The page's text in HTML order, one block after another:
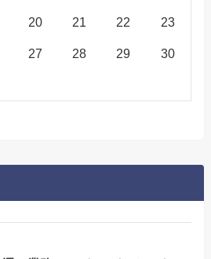
20 21 22 23
27 28 29 30